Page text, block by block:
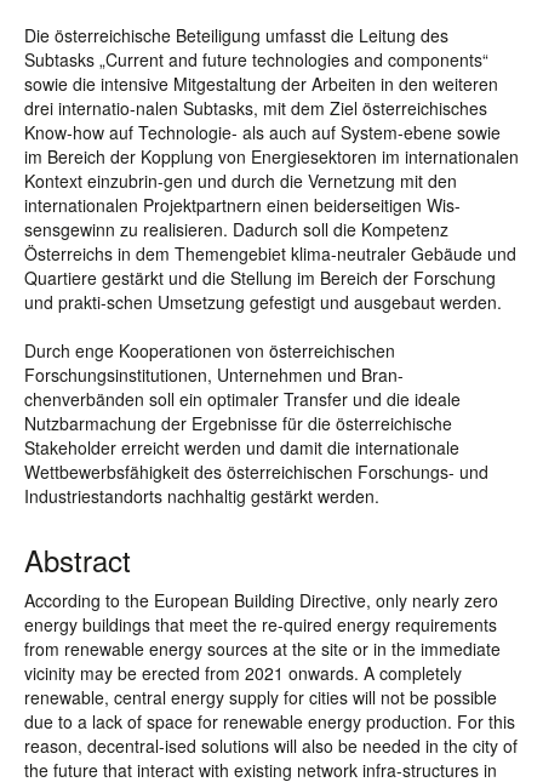
Die österreichische Beteiligung umfasst die Leitung des
Subtasks „Current and future technologies and components“
sowie die intensive Mitgestaltung der Arbeiten in den weiteren
drei internatio-nalen Subtasks, mit dem Ziel österreichisches
Know-how auf Technologie- als auch auf System-ebene sowie
im Bereich der Kopplung von Energiesektoren im internationalen
Kontext einzubrin-gen und durch die Vernetzung mit den
internationalen Projektpartnern einen beiderseitigen Wis-
sensgewinn zu realisieren. Dadurch soll die Kompetenz
Österreichs in dem Themengebiet klima-neutraler Gebäude und
Quartiere gestärkt und die Stellung im Bereich der Forschung
und prakti-schen Umsetzung gefestigt und ausgebaut werden.
Durch enge Kooperationen von österreichischen
Forschungsinstitutionen, Unternehmen und Bran-
chenverbänden soll ein optimaler Transfer und die ideale
Nutzbarmachung der Ergebnisse für die österreichische
Stakeholder erreicht werden und damit die internationale
Wettbewerbsfähigkeit des österreichischen Forschungs- und
Industriestandorts nachhaltig gestärkt werden.
Abstract
According to the European Building Directive, only nearly zero
energy buildings that meet the re-quired energy requirements
from renewable energy sources at the site or in the immediate
vicinity may be erected from 2021 onwards. A completely
renewable, central energy supply for cities will not be possible
due to a lack of space for renewable energy production. For this
reason, decentral-ised solutions will also be needed in the city of
the future that interact with existing network infra-structures in